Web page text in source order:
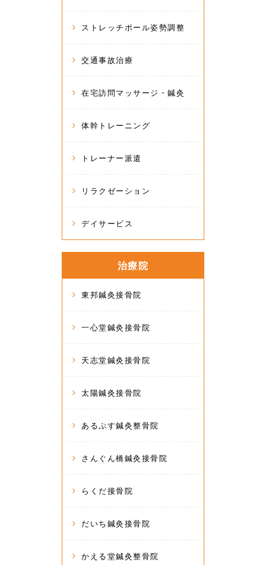
ストレッチポール姿勢調整
交通事故治療
在宅訪問マッサージ・鍼灸
体幹トレーニング
トレーナー派遣
リラクゼーション
デイサービス
治療院
東邦鍼灸接骨院
一心堂鍼灸接骨院
天志堂鍼灸接骨院
太陽鍼灸接骨院
あるぷす鍼灸整骨院
さんぐん橋鍼灸接骨院
らくだ接骨院
だいち鍼灸接骨院
かえる堂鍼灸整骨院